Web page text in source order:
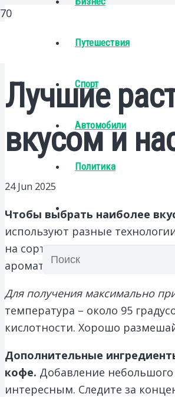
Путешествия
Спорт
Автомобили
Политика
Лучшие
вкусом и
24 Jun 2025
Чтобы выбрать наиболее
используют разные
на сорта арабики и робусты,
ароматов.
Для получения максимально
температура – около 95
кислотности. Хорошо
Дополнительные
кофе. Добавление небольшого
интересным. Следите за